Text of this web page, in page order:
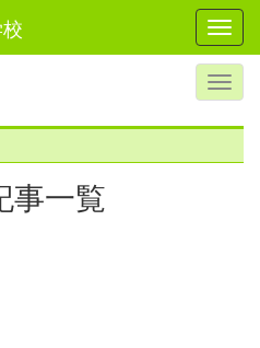
事一覧